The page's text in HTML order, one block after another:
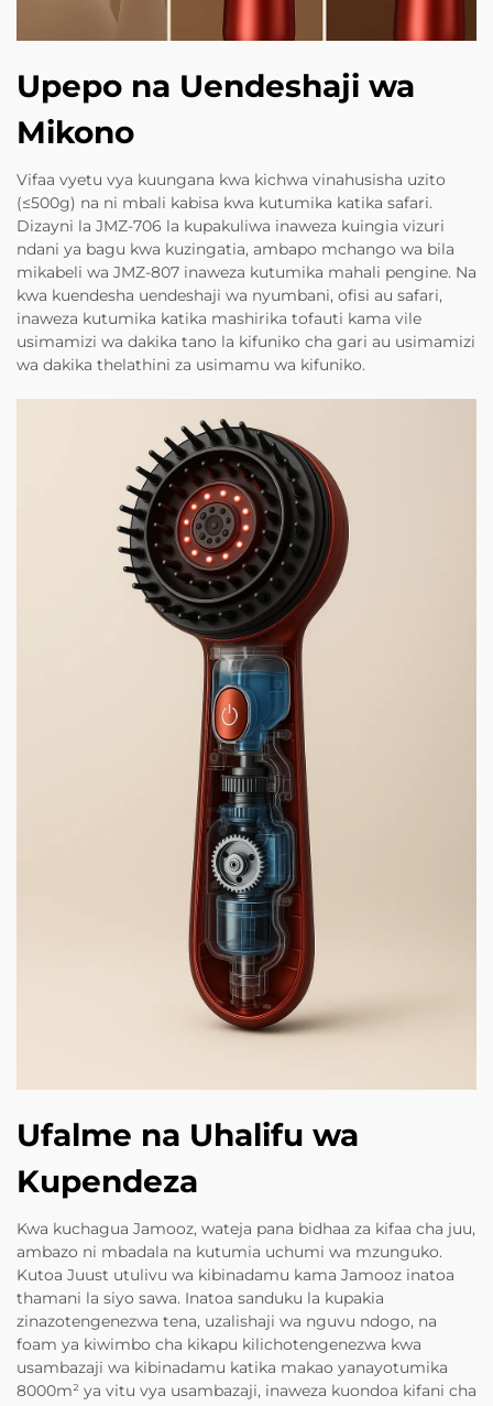
Upepo na Uendeshaji wa
Mikono
Vifaa vyetu vya kuungana kwa kichwa vinahusisha uzito
(≤500g) na ni mbali kabisa kwa kutumika katika safari.
Dizayni la JMZ-706 la kupakuliwa inaweza kuingia vizuri
ndani ya bagu kwa kuzingatia, ambapo mchango wa bila
mikabeli wa JMZ-807 inaweza kutumika mahali pengine. Na
kwa kuendesha uendeshaji wa nyumbani, ofisi au safari,
inaweza kutumika katika mashirika tofauti kama vile
usimamizi wa dakika tano la kifuniko cha gari au usimamizi
wa dakika thelathini za usimamu wa kifuniko.
Ufalme na Uhalifu wa
Kupendeza
Kwa kuchagua Jamooz, wateja pana bidhaa za kifaa cha juu,
ambazo ni mbadala na kutumia uchumi wa mzunguko.
Kutoa Juust utulivu wa kibinadamu kama Jamooz inatoa
thamani la siyo sawa. Inatoa sanduku la kupakia
zinazotengenezwa tena, uzalishaji wa nguvu ndogo, na
foam ya kiwimbo cha kikapu kilichotengenezwa kwa
usambazaji wa kibinadamu katika makao yanayotumika
8000m² ya vitu vya usambazaji, inaweza kuondoa kifani cha